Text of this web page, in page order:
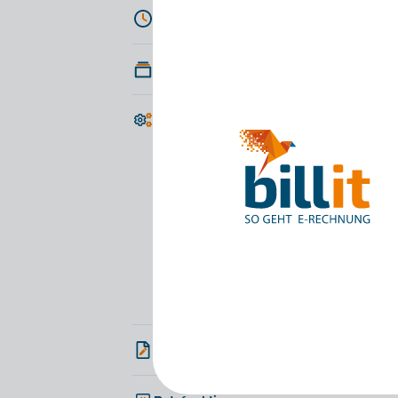
Allgemeine Einstellungen
E-Mail-Einstellungen
Corporate Style